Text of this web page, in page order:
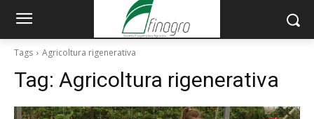
Tags Agricoltura rigenerativa
Tag: Agricoltura rigenerativa